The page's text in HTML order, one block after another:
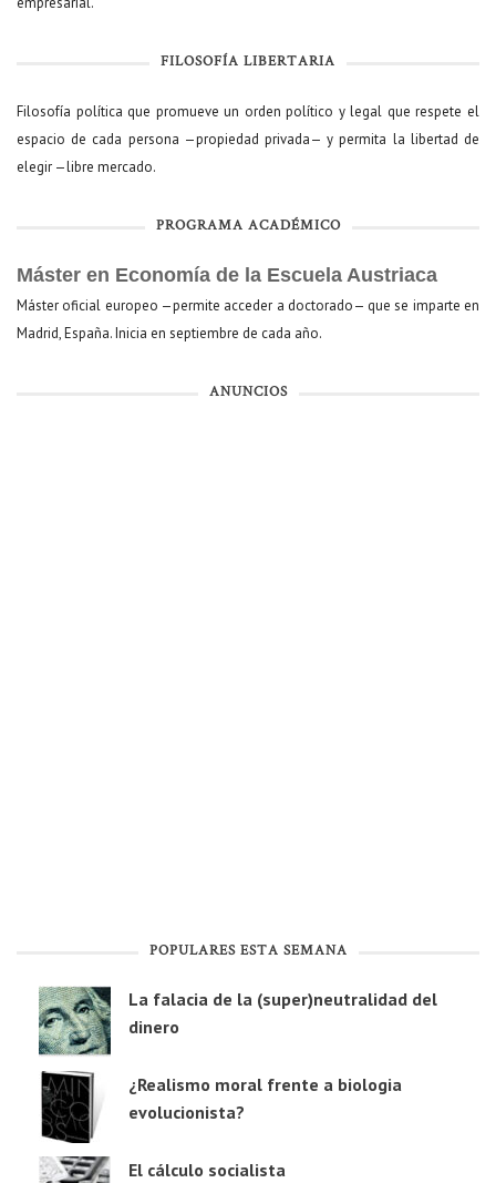
FILOSOFÍA LIBERTARIA
Filosofía política que promueve un orden político y legal que respete el
espacio de cada persona —propiedad privada— y permita la libertad de
elegir —libre mercado.
PROGRAMA ACADÉMICO
Máster en Economía de la Escuela Austriaca
Máster oficial europeo —permite acceder a doctorado— que se imparte en
Madrid, España. Inicia en septiembre de cada año.
ANUNCIOS
POPULARES ESTA SEMANA
La falacia de la (super)neutralidad del
dinero
¿Realismo moral frente a biologia
evolucionista?
El cálculo socialista